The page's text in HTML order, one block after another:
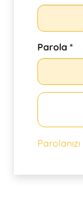
Parola *